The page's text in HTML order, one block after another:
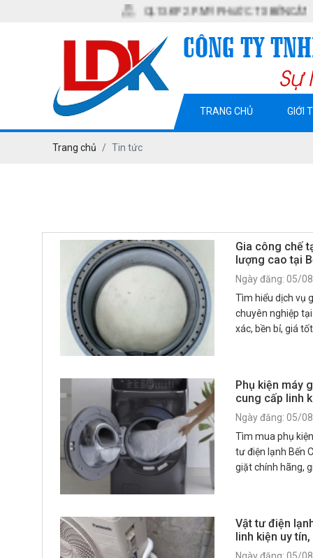
QL13. KP2. P. MỸ PHƯỚC. TX BẾN CÁT. T BÌNH
TRANG CHỦ GIỚI
Trang chủ Tin tức
Gia công chế
lượng cao tại
Ngày đăng: 05/
Tìm hiểu dịch vụ
chuyên nghiệp
xác, bền bỉ, giá
Phụ kiện máy
cung cấp linh
Ngày đăng: 05/
Tìm mua phụ
tư điện lạnh Bến
giặt chính hãng,
Vật tư điện
linh kiện uy